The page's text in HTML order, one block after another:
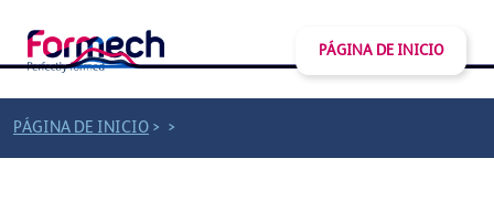
PÁGINA DE INICIO
PÁGINA DE INICIO > >